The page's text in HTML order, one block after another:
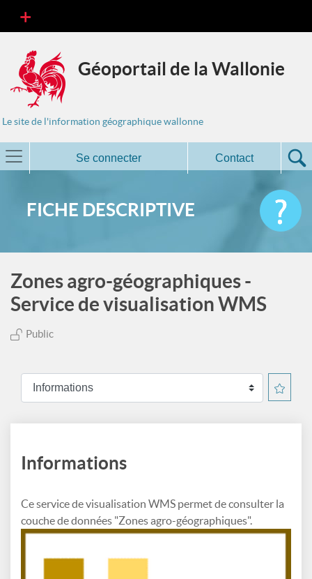
Géoportail de la Wallonie
Le site de l'information géographique wallonne
Se connecter Contact
FICHE DESCRIPTIVE
Zones agro-géographiques -
Service de visualisation WMS
Public
Informations
Ce service de visualisation WMS permet de consulter la
couche de données "Zones agro-géographiques".